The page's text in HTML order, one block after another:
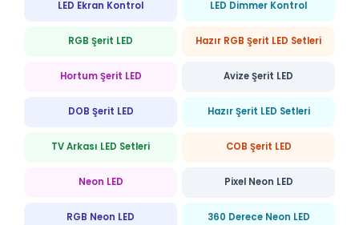
LED Ekran Kontrol LED Dimmer Kontrol
RGB Şerit LED Hazır RGB Şerit LED Setleri
Hortum Şerit LED Avize Şerit LED
DOB Şerit LED Hazır Şerit LED Setleri
TV Arkası LED Setleri COB Şerit LED
Neon LED Pixel Neon LED
RGB Neon LED 360 Derece Neon LED